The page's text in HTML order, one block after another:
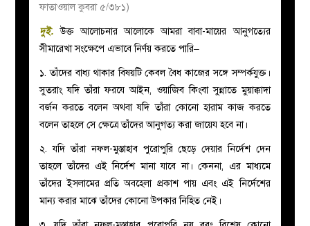
ফাতাওয়াল কুবরা ৫/৩৮১)
দুই.উক্ত আলোচনার আলোকে আমরা বাবা-মায়ের আনুগত্যের
সীমারেখা সংক্ষেপে এভাবে নির্ণয় করতে পারি–
১. তাঁদের বাধ্য থাকার বিষয়টি কেবল বৈধ কাজের সঙ্গে সম্পর্কযুক্ত।
সুতরাং যদি তাঁরা ফরযে আইন, ওয়াজিব কিংবা সুন্নাতে মুয়াক্কাদা
বর্জন করতে বলেন অথবা যদি তাঁরা কোনো হারাম কাজ করতে
বলেন তাহলে সে ক্ষেত্রে তাঁদের আনুগত্য করা জায়েয হবে না।
২. যদি তাঁরা নফল-মুস্তাহাব পুরোপুরি ছেড়ে দেয়ার নির্দেশ দেন
তাহলে তাঁদের এই নির্দেশ মানা যাবে না। কেননা, এর মাধ্যমে
তাঁদের ইসলামের প্রতি অবহেলা প্রকাশ পায় এবং এই নির্দেশের
মান্য করার মাঝে তাঁদের কোনো উপকার নিহিত নেই।